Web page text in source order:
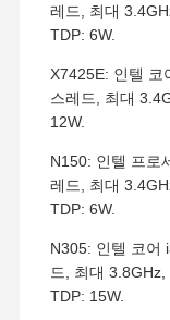
레드, 최대
TDP: 6W.
X7425E: 인텔 코
스레드, 최대
12W.
N150: 인텔 프로
레드, 최대
TDP: 6W.
N305: 인텔 코어
드, 최대
TDP: 15W.